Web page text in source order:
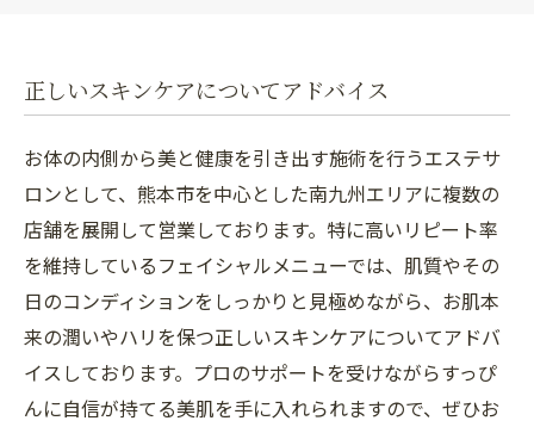
正しいスキンケアについてアドバイス
お体の内側から美と健康を引き出す施術を行うエステサ
ロンとして、熊本市を中心とした南九州エリアに複数の
店舗を展開して営業しております。特に高いリピート率
を維持しているフェイシャルメニューでは、肌質やその
日のコンディションをしっかりと見極めながら、お肌本
来の潤いやハリを保つ正しいスキンケアについてアドバ
イスしております。プロのサポートを受けながらすっぴ
んに自信が持てる美肌を手に入れられますので、ぜひお